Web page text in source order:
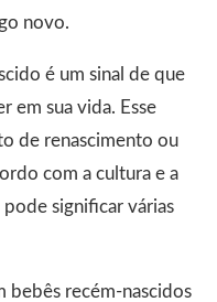
novo.
é um sinal de que
em sua vida. Esse
de renascimento ou
com a cultura e a
pode significar várias
bebês recém-nascidos